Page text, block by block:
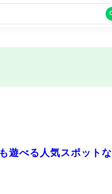
遊べる人気スポットな